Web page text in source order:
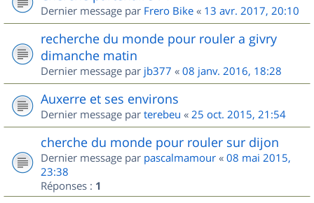
Dernier message par Frero Bike « 13 avr. 2017, 20:10
recherche du monde pour rouler a givry
dimanche matin
Dernier message par jb377 « 08 janv. 2016, 18:28
Auxerre et ses environs
Dernier message par terebeu « 25 oct. 2015, 21:54
cherche du monde pour rouler sur dijon
Dernier message par pascalmamour « 08 mai 2015,
23:38
Réponses : 1